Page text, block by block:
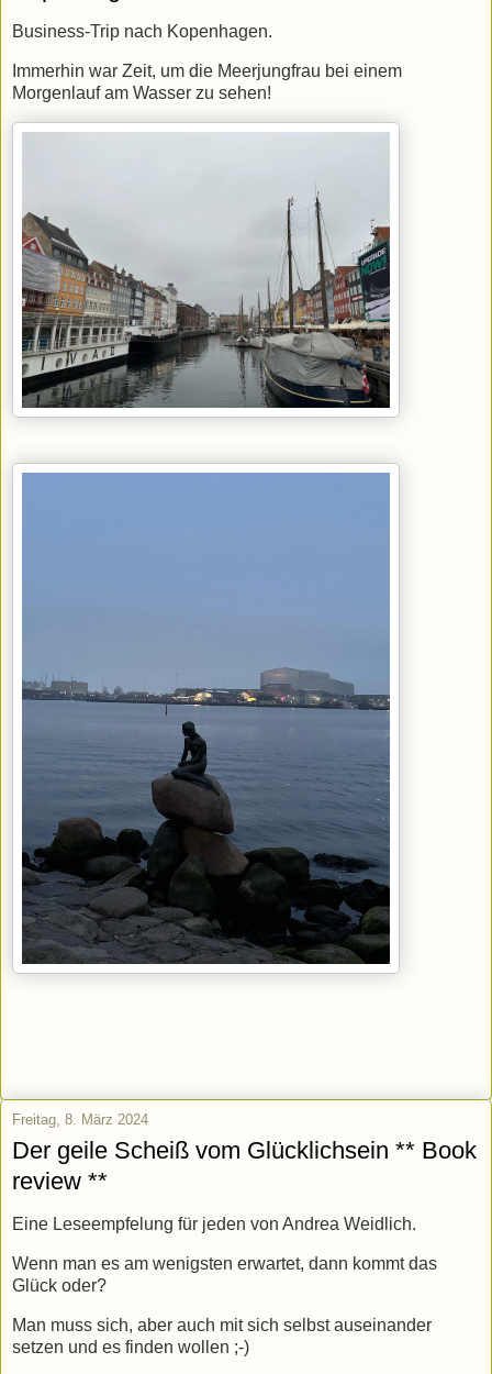
Business-Trip nach Kopenhagen.
Immerhin war Zeit, um die Meerjungfrau bei einem
Morgenlauf am Wasser zu sehen!
Freitag, 8. März 2024
Der geile Scheiß vom Glücklichsein ** Book
review **
Eine Leseempfelung für jeden von Andrea Weidlich.
Wenn man es am wenigsten erwartet, dann kommt das
Glück oder?
Man muss sich, aber auch mit sich selbst auseinander
setzen und es finden wollen ;-)